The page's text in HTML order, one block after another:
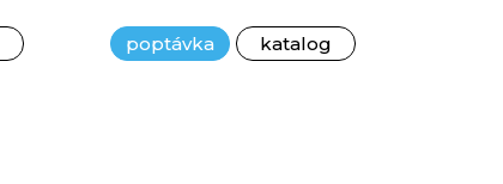
poptávka katalog